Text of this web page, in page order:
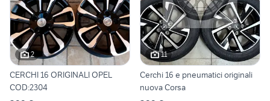
2
CERCHI 16 ORIGINALI OPEL
COD:2304
11
Cerchi 16 e pneumatici originali
nuova Corsa